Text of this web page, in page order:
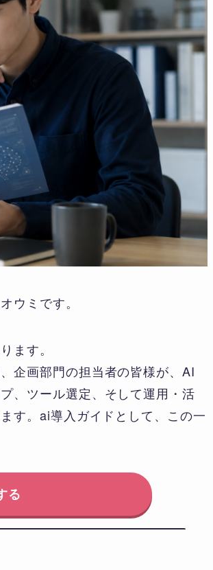
ウミです。
ます。
企画部門の担当者の皆様が、AI
、ツール選定、そして運用・活
す。ai導入ガイドとして、この一
る